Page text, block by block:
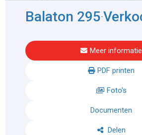
Balaton 295-
Meer informatie
PDF printen
Foto's
Documenten
Delen